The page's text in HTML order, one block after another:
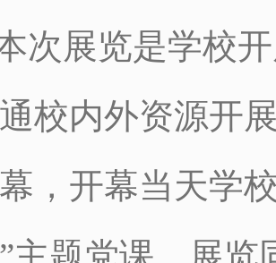
次展览是学校
校内外资源开
，开幕当天学